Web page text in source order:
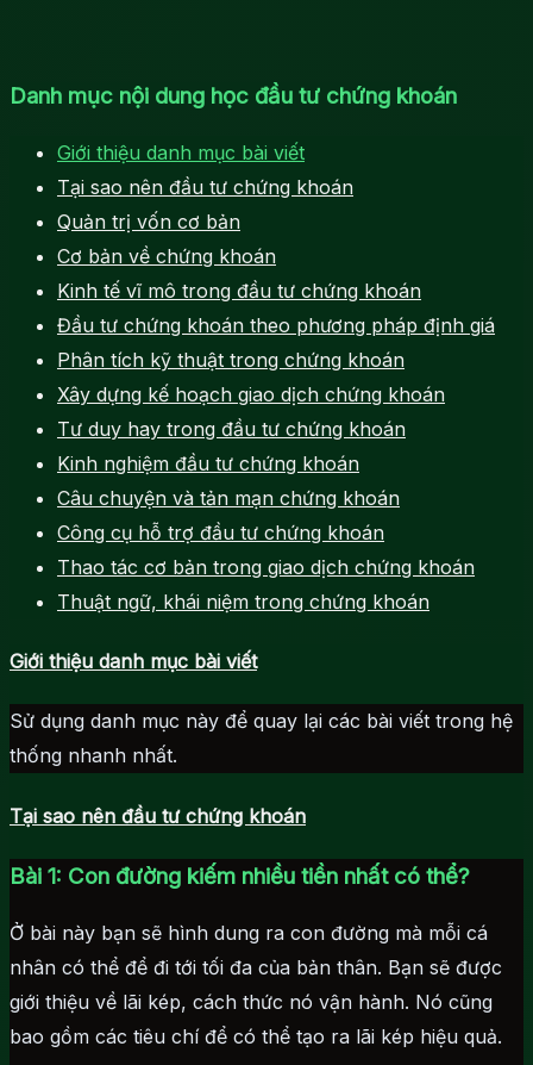
Danh mục nội dung học đầu tư chứng khoán
Giới thiệu danh mục bài viết
Tại sao nên đầu tư chứng khoán
Quản trị vốn cơ bản
Cơ bản về chứng khoán
Kinh tế vĩ mô trong đầu tư chứng khoán
Đầu tư chứng khoán theo phương pháp định giá
Phân tích kỹ thuật trong chứng khoán
Xây dựng kế hoạch giao dịch chứng khoán
Tư duy hay trong đầu tư chứng khoán
Kinh nghiệm đầu tư chứng khoán
Câu chuyện và tản mạn chứng khoán
Công cụ hỗ trợ đầu tư chứng khoán
Thao tác cơ bản trong giao dịch chứng khoán
Thuật ngữ, khái niệm trong chứng khoán
Giới thiệu danh mục bài viết
Sử dụng danh mục này để quay lại các bài viết trong hệ
thống nhanh nhất.
Tại sao nên đầu tư chứng khoán
Bài 1: Con đường kiếm nhiều tiền nhất có thể?
Ở bài này bạn sẽ hình dung ra con đường mà mỗi cá
nhân có thể để đi tới tối đa của bản thân. Bạn sẽ được
giới thiệu về lãi kép, cách thức nó vận hành. Nó cũng
bao gồm các tiêu chí để có thể tạo ra lãi kép hiệu quả.